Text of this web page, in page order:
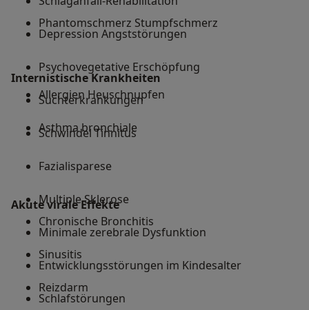
Phantomschmerz Stumpfschmerz
Depression Angststörungen
Psychovegetative Erschöpfung
Suchterkrankungen
Schwindel Tinnitus
Fazialisparese
Multiple Sklerose
Minimale zerebrale Dysfunktion
Entwicklungsstörungen im Kindesalter
Schlafstörungen
Internistische Krankheiten
Allergien Heuschnupfen
Asthma bronchiale
Akute virale Effekte
Chronische Bronchitis
Sinusitis
Reizdarm